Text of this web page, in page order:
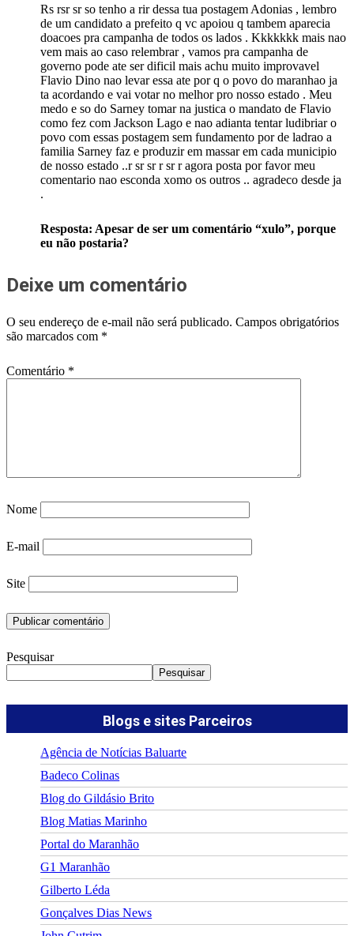
Rs rsr sr so tenho a rir dessa tua postagem Adonias , lembro
de um candidato a prefeito q vc apoiou q tambem aparecia
doacoes pra campanha de todos os lados . Kkkkkkk mais nao
vem mais ao caso relembrar , vamos pra campanha de
governo pode ate ser dificil mais achu muito improvavel
Flavio Dino nao levar essa ate por q o povo do maranhao ja
ta acordando e vai votar no melhor pro nosso estado . Meu
medo e so do Sarney tomar na justica o mandato de Flavio
como fez com Jackson Lago e nao adianta tentar ludibriar o
povo com essas postagem sem fundamento por de ladrao a
familia Sarney faz e produzir em massar em cada municipio
de nosso estado ..r sr sr r sr r agora posta por favor meu
comentario nao esconda xomo os outros .. agradeco desde ja
.
Resposta: Apesar de ser um comentário “xulo”, porque
eu não postaria?
Deixe um comentário
O seu endereço de e-mail não será publicado. Campos obrigatórios
são marcados com *
Comentário *
Nome
E-mail
Site
Pesquisar
Pesquisar
Blogs e sites Parceiros
Agência de Notícias Baluarte
Badeco Colinas
Blog do Gildásio Brito
Blog Matias Marinho
Portal do Maranhão
G1 Maranhão
Gilberto Léda
Gonçalves Dias News